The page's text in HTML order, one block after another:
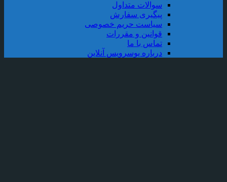
سوالات متداول
پیگیری سفارش
سیاست حریم خصوصی
قوانین و مقررات
تماس با ما
درباره یوسرویس آنلاین